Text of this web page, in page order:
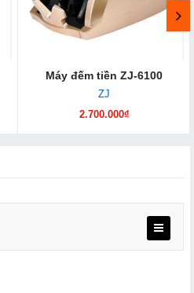
Máy đếm tiền ZJ-6100
ZJ
2.700.000₫